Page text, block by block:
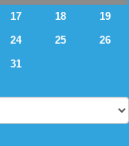
17 18
19
24 25
26
31